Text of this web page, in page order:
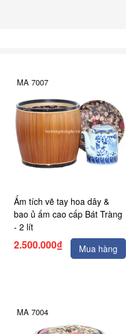
MA 7007
Ấm tích vẽ tay hoa dây &
bao ủ ấm cao cấp Bát Tràng
- 2 lít
2.500.000₫ Mua hàng
MA 7004